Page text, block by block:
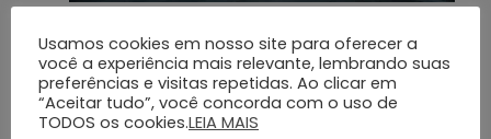
Cerimônia Tradicional vs. Cremação Ecológica: Uma Escolha
Consciente para Valores Familiares
Dá uma olhada
Usamos cookies em nosso site para oferecer a
você a experiência mais relevante, lembrando suas
preferências e visitas repetidas. Ao clicar em
“Aceitar tudo”, você concorda com o uso de
TODOS os cookies.LEIA MAIS